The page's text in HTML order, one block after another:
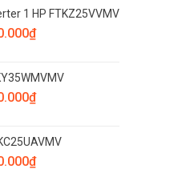
1 HP FTKZ25VVMV
₫
₫
₫